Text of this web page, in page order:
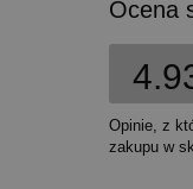
Ocena
Opinie, z
zakupu w